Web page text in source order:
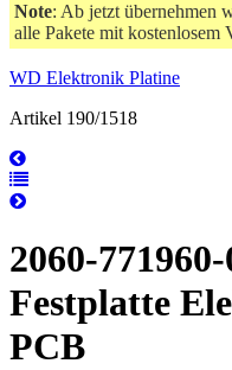
Note: Ab jetzt übernehmen
alle Pakete mit kostenlosem
WD Elektronik Platine
Artikel 190/1518
2060-
Festplatte
PCB